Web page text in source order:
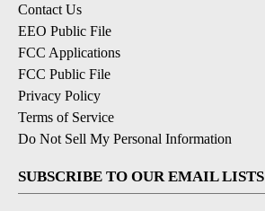
Contact Us
EEO Public File
FCC Applications
FCC Public File
Privacy Policy
Terms of Service
Do Not Sell My Personal Information
SUBSCRIBE TO OUR EMAIL LISTS